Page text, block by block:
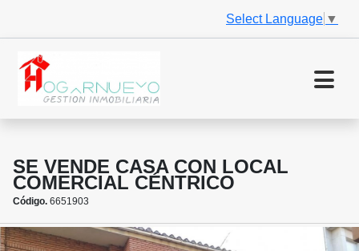
Select Language ▼
SE VENDE CASA CON LOCAL
COMERCIAL CÉNTRICO
Código. 6651903